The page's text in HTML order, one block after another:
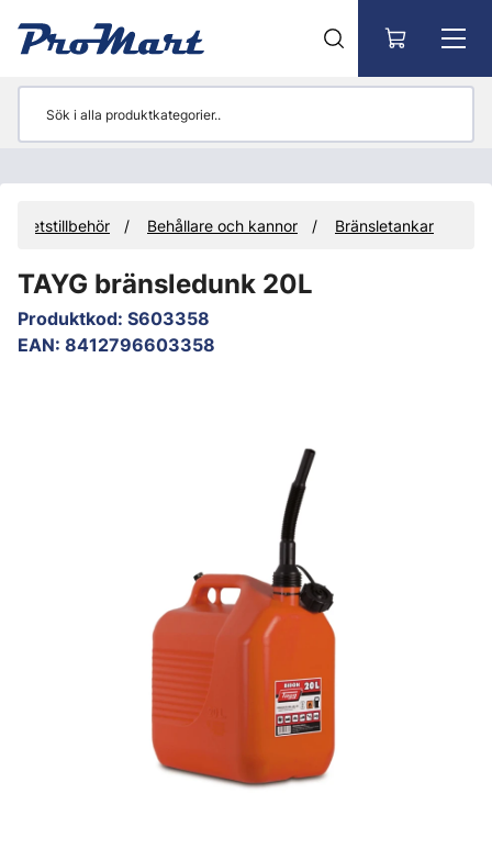
Behållare och kannor Bränsletankar
TAYG bränsledunk 20L
Produktkod: S603358
EAN: 8412796603358